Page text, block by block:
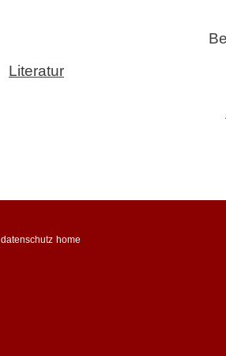
Literatur
datenschutz home